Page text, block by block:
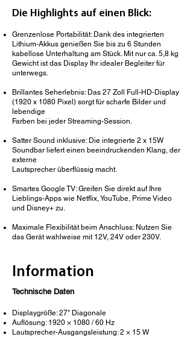
Die Highlights auf einen Blick:
Grenzenlose Portabilität: Dank des integrierten
Lithium-Akkus genießen Sie bis zu 6 Stunden
kabellose Unterhaltung am Stück. Mit nur ca. 5,8 kg
Gewicht ist das Display Ihr idealer Begleiter für
unterwegs.
Brillantes Seherlebnis: Das 27 Zoll Full-HD-Display
(1920 x 1080 Pixel) sorgt für scharfe Bilder und
lebendige
Farben bei jeder Streaming-Session.
Satter Sound inklusive: Die integrierte 2 x 15W
Soundbar liefert einen beeindruckenden Klang, der
externe
Lautsprecher überflüssig macht.
Smartes Google TV: Greifen Sie direkt auf Ihre
Lieblings-Apps wie Netflix, YouTube, Prime Video
und Disney+ zu.
Maximale Flexibilität beim Anschluss: Nutzen Sie
das Gerät wahlweise mit 12V, 24V oder 230V.
Information
Technische Daten
Displaygröße: 27" Diagonale
Auflösung: 1920 × 1080 / 60 Hz
Lautsprecher-Ausgangsleistung: 2 × 15 W